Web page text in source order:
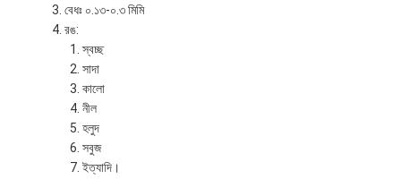
বেধঃ ০.১৩-০.৩ মিমি
রঙ:
স্বচ্ছ
সাদা
কালো
নীল
হলুদ
সবুজ
ইত্যাদি।